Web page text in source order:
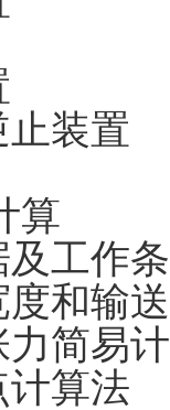
装置
算
工作
和输
简易
计算法